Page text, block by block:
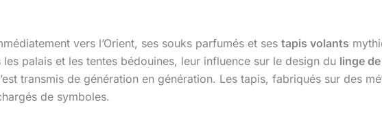
vers l’Orient, ses souks parfumés et ses tapis volants
palais et les tentes bédouines, leur influence sur le design du linge
transmis de génération en génération. Les tapis, fabriqués sur des
de symboles.